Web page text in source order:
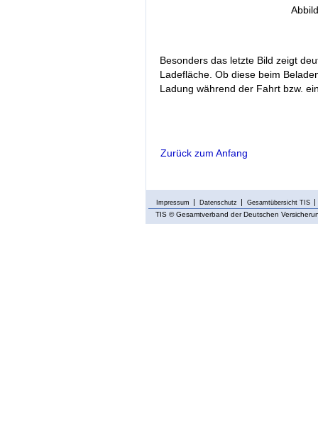
Besonders das letzte Bild zeigt
Ladefläche. Ob diese beim
Ladung während der Fahrt bzw.
Zurück zum Anfang
Impressum Datenschutz Gesamtübersicht TIS
TIS © Gesamtverband der Deutschen